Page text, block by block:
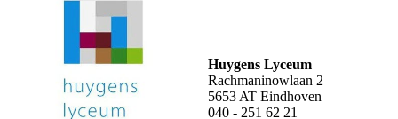
Huygens Lyceum
Rachmaninowlaan 2
5653 AT Eindhoven
040 - 251 62 21